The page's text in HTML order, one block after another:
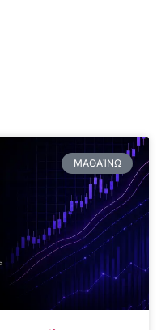
ΜΑΘΑΊΝΩ